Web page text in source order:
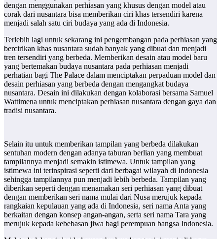
dengan menggunakan perhiasan yang khusus dengan model atau
corak dari nusantara bisa memberikan ciri khas tersendiri karena
menjadi salah satu ciri budaya yang ada di Indonesia.
Terlebih lagi untuk sekarang ini pengembangan pada perhiasan yang
bercirikan khas nusantara sudah banyak yang dibuat dan menjadi
tren tersendiri yang berbeda. Memberikan desain atau model baru
yang bertemakan budaya nusantara pada perhiasan menjadi
perhatian bagi The Palace dalam menciptakan perpaduan model dan
desain perhiasan yang berbeda dengan mengangkat budaya
nusantara. Desain ini dilakukan dengan kolaborasi bersama Samuel
Wattimena untuk menciptakan perhiasan nusantara dengan gaya dan
tradisi nusantara.
Selain itu untuk memberikan tampilan yang berbeda dilakukan
sentuhan modern dengan adanya taburan berlian yang membuat
tampilannya menjadi semakin istimewa. Untuk tampilan yang
istimewa ini terinspirasi seperti dari berbagai wilayah di Indonesia
sehingga tampilannya pun menjadi lebih berbeda. Tampilan yang
diberikan seperti dengan menamakan seri perhiasan yang dibuat
dengan memberikan seri nama mulai dari Nusa merujuk kepada
rangkaian kepulauan yang ada di Indonesia, seri nama Anta yang
berkaitan dengan konsep angan-angan, serta seri nama Tara yang
merujuk kepada kebebasan jiwa bagi perempuan bangsa Indonesia.